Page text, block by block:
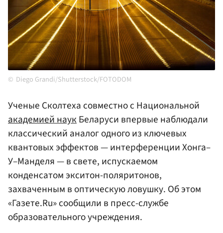
Diego Grandi/Shutterstock/FOTODOM
Ученые Сколтеха совместно с Национальной
академией наукБеларуси впервые наблюдали
классический аналог одного из ключевых
квантовых эффектов — интерференции Хонга–
У–Манделя — в свете, испускаемом
конденсатом экситон-поляритонов,
захваченным в оптическую ловушку. Об этом
«Газете.Ru» сообщили в пресс-службе
образовательного учреждения.